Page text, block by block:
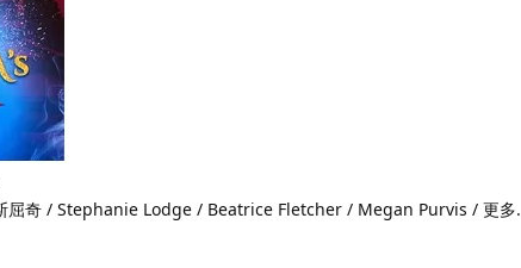
屈奇 / Stephanie Lodge / Beatrice Fletcher / Megan Purvis / 更多